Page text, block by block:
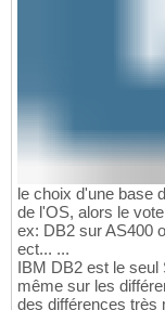
le choix d'une base
de l'OS, alors le
ex: DB2 sur AS400
ect... ...
IBM DB2 est le
même sur les
des différences très